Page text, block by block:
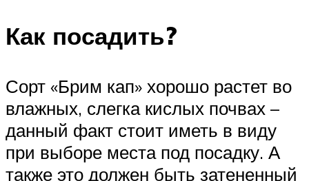
Как посадить?
Сорт «Брим кап» хорошо растет во
влажных, слегка кислых почвах –
данный факт стоит иметь в виду
при выборе места под посадку. А
также это должен быть затененный